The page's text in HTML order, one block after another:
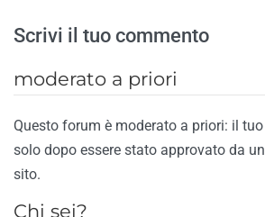
Scrivi il tuo commento
moderato a priori
Questo forum è moderato a priori: il
solo dopo essere stato approvato da
sito.
Chi sei?